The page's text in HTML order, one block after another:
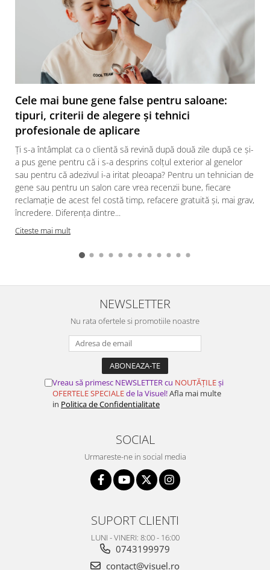
Cele mai bune gene false pentru saloane:
tipuri, criterii de alegere și tehnici
profesionale de aplicare
Ți s-a întâmplat ca o clientă să revină după două zile după ce și-
a pus gene pentru că i s-a desprins colțul exterior al genelor
sau pentru că adezivul i-a iritat pleoapa? Pentru un tehnician de
gene sau pentru un salon care vrea recenzii bune, fiecare
reclamație de acest fel costă timp, refacere gratuită și, mai grav,
încredere. Diferența dintre...
Citeste mai mult
NEWSLETTER
Nu rata ofertele si promotiile noastre
Vreau să primesc NEWSLETTER cu NOUTĂȚILEși
OFERTELE SPECIALEde la Visuel!Afla mai multe
in Politica de Confidentialitate
SOCIAL
Urmareste-ne in social media
SUPORT CLIENTI
LUNI - VINERI: 8:00 - 16:00
0743199979
contact@visuel.ro